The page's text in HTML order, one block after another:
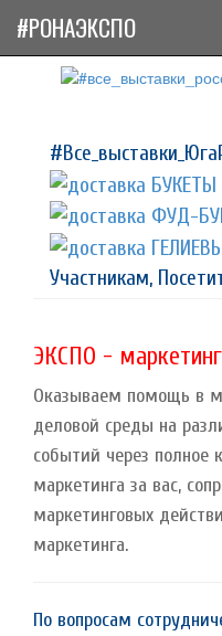
Участникам,
ЭКСПО -
Оказываем помощь в
деловой среды на
событий через полное
маркетинга за вас,
маркетинговых
маркетинга.
По вопросам
#РОНАЭКСПО